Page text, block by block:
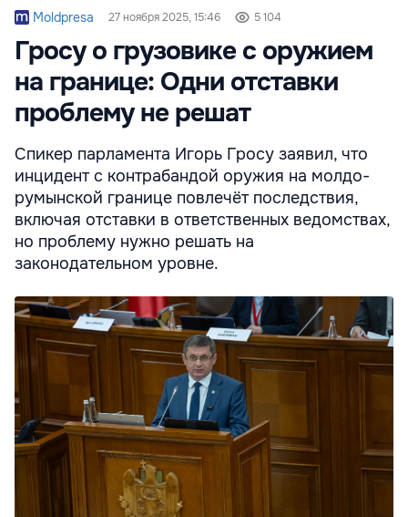
Moldpresa 27 ноября 2025, 15:46 5 104
Гросу о грузовике с оружием
на границе: Одни отставки
проблему не решат
Спикер парламента Игорь Гросу заявил, что
инцидент с контрабандой оружия на молдо-
румынской границе повлечёт последствия,
включая отставки в ответственных ведомствах,
но проблему нужно решать на
законодательном уровне.